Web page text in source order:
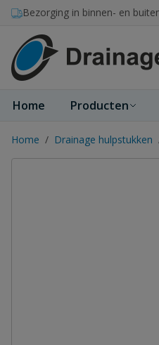
Ga naar de inhoud
Bezorging in binnen- en
Home Producten
Home / Drainage hulpstukken